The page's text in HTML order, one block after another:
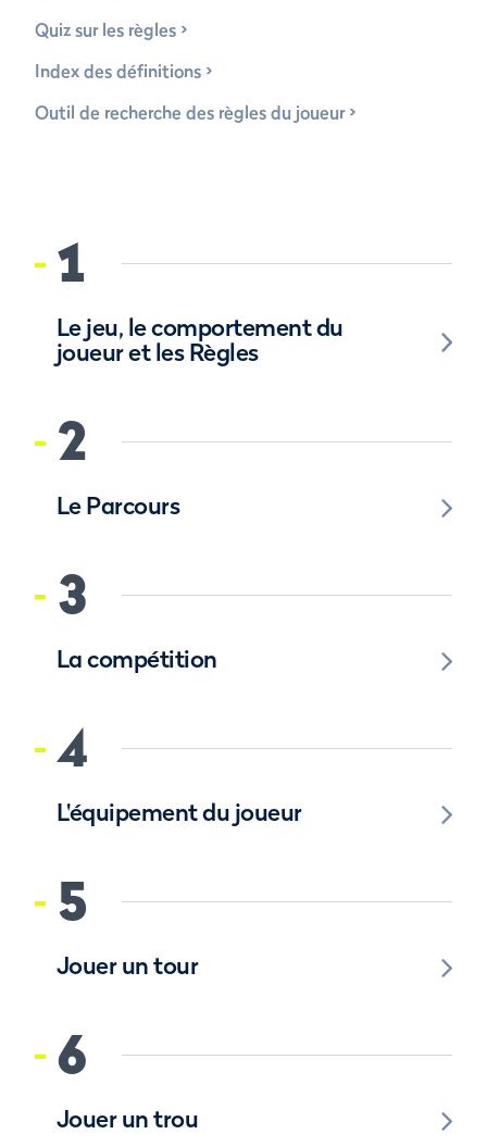
Quiz sur les règles
Index des définitions
Outil de recherche des règles du joueur
1
Le jeu, le comportement du
joueur et les Règles
2
Le Parcours
3
La compétition
4
L'équipement du joueur
5
Jouer un tour
6
Jouer un trou